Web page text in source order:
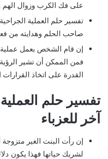
على فك الكرب وزوال الهم
تفسير حلم العملية
صاحب الحلم وهدايته من
إن قام الشخص بعمل
فمن الممكن أن تشير
القدرة على اتخاذ
تفسير حلم
آخر للعزباء
إن رأت البنت الغير متزوجة
لشريك حياتها فهذا يكون